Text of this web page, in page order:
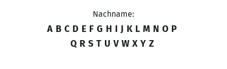
Nachname:
A B C D E F G H I J K L M N O P
Q R S T U V W X Y Z